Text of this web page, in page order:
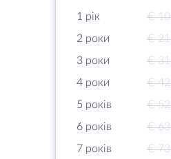
1 рік €
2 роки
€
3 роки
€
4 роки
€
5 років
€
6 років
€
7 років
€